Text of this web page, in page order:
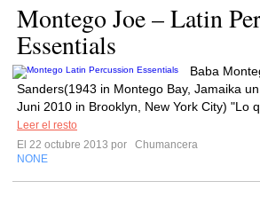
Montego Joe – Latin
Essentials
Baba
Sanders(1943 in Montego Bay, Jamaika
Juni 2010 in Brooklyn, New York City) "Lo
Leer el resto
El 22 octubre 2013 por
Chumancera
NONE